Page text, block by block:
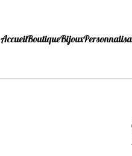
AccueilBoutiqueBijoux